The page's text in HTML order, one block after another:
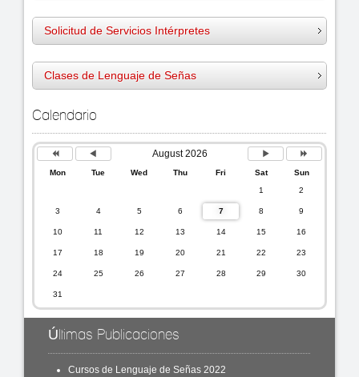
Solicitud de Servicios Intérpretes
Clases de Lenguaje de Señas
Calendario
Year
Month
August 2026
Mon Tue Wed Thu Fri Sat
Sun
1
2
3 4 5 6 7 8 9
10 11 12 13 14 15 16
17 18 19 20 21 22 23
24 25 26 27 28 29 30
31
Últimas Publicaciones
Cursos de Lenguaje de Señas 2022